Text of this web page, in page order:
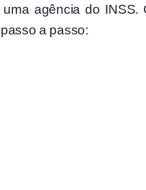
agência do INSS.
a passo: